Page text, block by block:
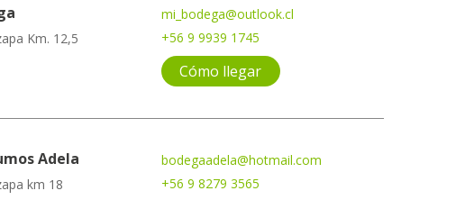
Km. 12,5
mi_bodega@outlook.cl
+56 9 9939 1745
Cómo llegar
Adela
km 18
bodegaadela@hotmail.com
+56 9 8279 3565